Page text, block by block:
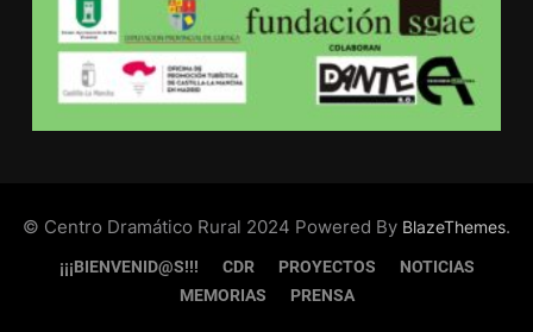
© Centro Dramático Rural 2024 Powered By BlazeThemes.
¡¡¡BIENVENID@S!!! CDR PROYECTOS
NOTICIAS
MEMORIAS
PRENSA